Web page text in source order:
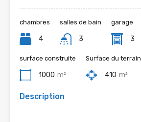
chambres
4
salles de bain
3
garage
3
surface construite
1000 m²
Surface du terrain
410 m²
Description